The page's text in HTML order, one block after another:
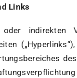
Links
indirekten